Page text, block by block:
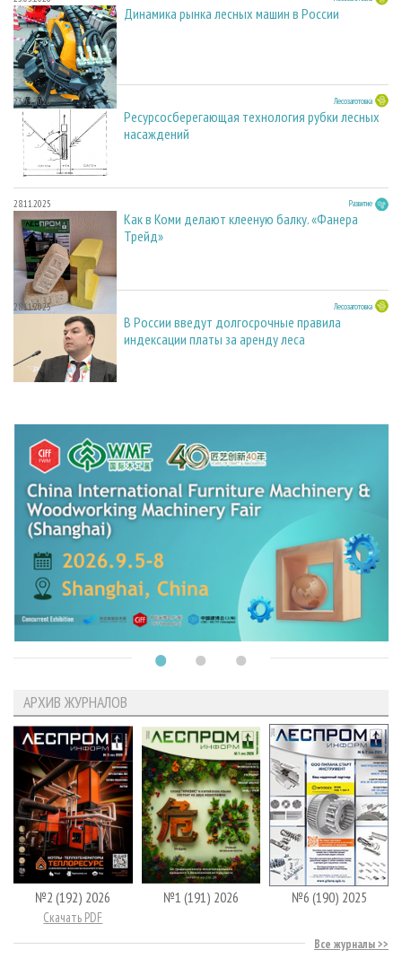
Динамика рынка лесных машин в России
23.03.2026 Лесозаготовка
Ресурсосберегающая технология рубки лесных
насаждений
28.11.2025 Развитие
Как в Коми делают клееную балку. «Фанера
Трейд»
28.11.2025 Лесозаготовка
В России введут долгосрочные правила
индексации платы за аренду леса
АРХИВ ЖУРНАЛОВ
№2 (192) 2026
Скачать PDF
№1 (191) 2026 №6 (190) 2025
Все журналы